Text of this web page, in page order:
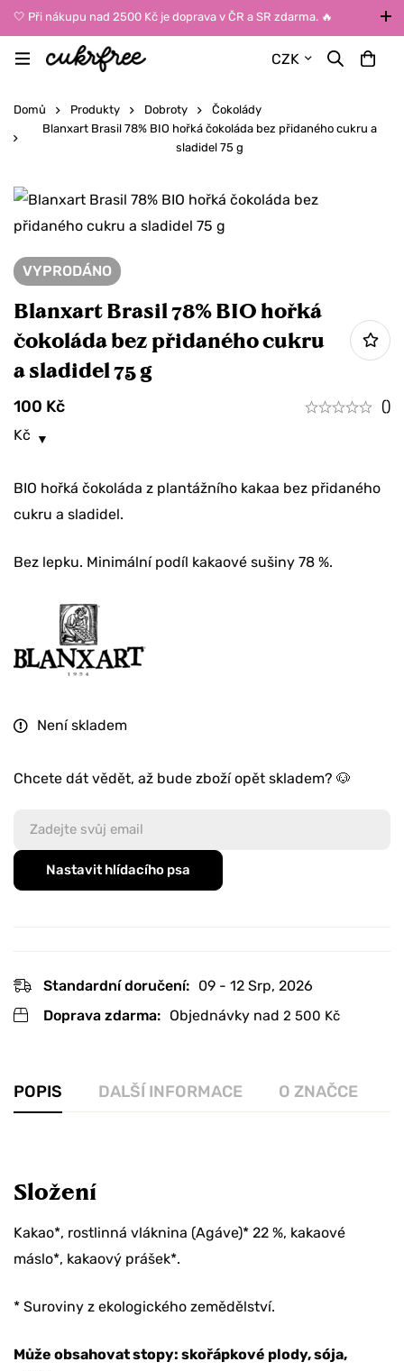
🤍 Při nákupu nad 2500 Kč je doprava v ČR a SR zdarma. 🔥
UPOZORNĚNÍ: Během léta vybírejte dopravu kurýrem nebo do Z-
BOXů umístěných uvnitř budov. Reklamace zboží způsobené
CZK
Domů Produkty Dobroty
Čokolády
Blanxart Brasil 78% BIO hořká čokoláda bez přidaného cukru a
sladidel 75 g
VYPRODÁNO
Blanxart Brasil 78% BIO hořká
čokoláda bez přidaného cukru
a sladidel 75 g
100 Kč
()
Kč
BIO hořká čokoláda z plantážního kakaa bez přidaného
cukru a sladidel.
Bez lepku. Minimální podíl kakaové sušiny 78 %.
Není skladem
Chcete dát vědět, až bude zboží opět skladem? 🐶
Nastavit hlídacího psa
Standardní doručení: 09 - 12 Srp, 2026
Doprava zdarma: Objednávky nad 2 500 Kč
POPIS DALŠÍ INFORMACE O ZNAČCE
Složení
Kakao*, rostlinná vláknina (Agáve)* 22 %, kakaové
máslo*, kakaový prášek*.
* Suroviny z ekologického zemědělství.
Může obsahovat stopy: skořápkové plody, sója,